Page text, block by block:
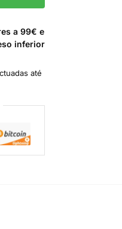
a 99€ e
inferior
até